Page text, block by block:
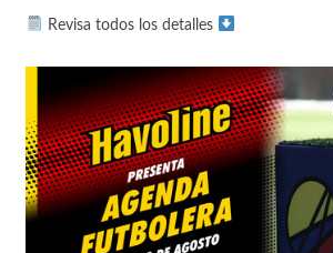
Revisa todos los detalles